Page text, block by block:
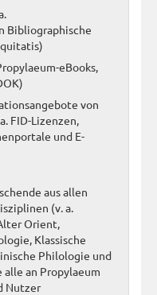
Bibliographische
eBooks,
von
FID-Lizenzen,
und E-
aus allen
(v. a.
Orient,
Klassische
Philologie und
an Propylaeum
Nutzer